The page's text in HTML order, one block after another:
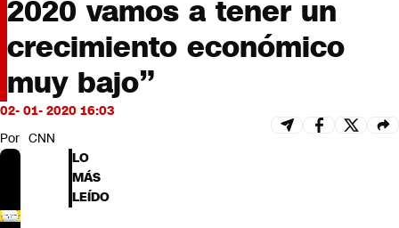
Cultura
Servicios
Bits
CNN tiempo
Futuro 360
2020 vamos a tener un
crecimiento económico
muy bajo”
02- 01- 2020 16:03
Por CNN
LO
MÁS
LEÍDO